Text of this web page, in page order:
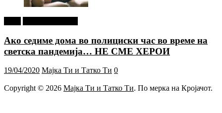
Ако седиме дома во полициски час во време на
светска пандемија… НЕ СМЕ ХЕРОИ
19/04/2020 Мајка Ти и Татко Ти 0
Copyright © 2026 Мајка Ти и Татко Ти. По мерка на Кројачот.